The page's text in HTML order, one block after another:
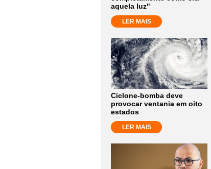
aquela luz"
LER MAIS
Ciclone-bomba deve
provocar ventania em oito
estados
LER MAIS